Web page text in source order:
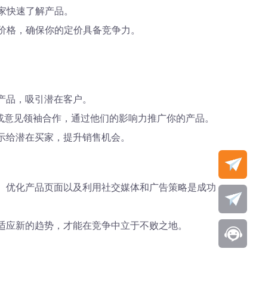
速了解产品。
，确保你的定价具备竞争力。
，吸引潜在客户。
见领袖合作，通过他们的影响力推广你的产品。
潜在买家，提升销售机会。
、优化产品页面以及利用社交媒体和广告策略是成功
新的趋势，才能在竞争中立于不败之地。